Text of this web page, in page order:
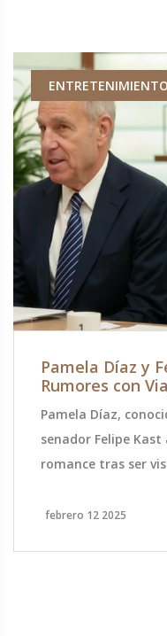
ENTRETENIMIENTO
Pamela Díaz y
Rumores con
Pamela Díaz,
senador Felipe
romance tras ser
febrero de 2025, la
febrero 12 2025